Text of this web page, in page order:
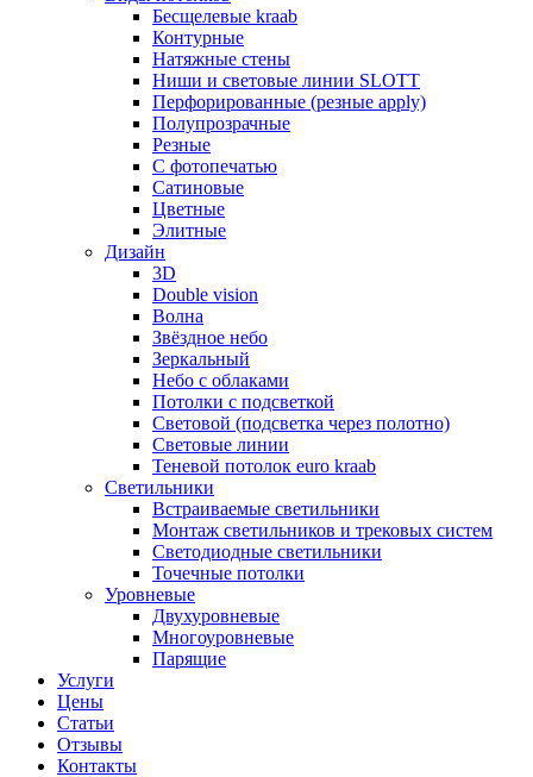
Бесщелевые kraab
Контурные
Натяжные стены
Ниши и световые линии SLOTT
Перфорированные (резные apply)
Полупрозрачные
Резные
С фотопечатью
Сатиновые
Цветные
Элитные
Дизайн
3D
Double vision
Волна
Звёздное небо
Зеркальный
Небо с облаками
Потолки с подсветкой
Световой (подсветка через полотно)
Световые линии
Теневой потолок euro kraab
Светильники
Встраиваемые светильники
Монтаж светильников и трековых систем
Светодиодные светильники
Точечные потолки
Уровневые
Двухуровневые
Многоуровневые
Парящие
Услуги
Цены
Статьи
Отзывы
Контакты